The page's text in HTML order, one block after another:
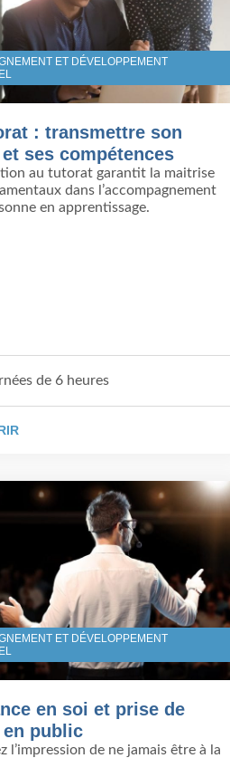
ET DÉVELOPPEMENT
: transmettre son
ses compétences
au tutorat garantit la maitrise
dans l’accompagnement
en apprentissage.
de 6 heures
ET DÉVELOPPEMENT
en soi et prise de
en public
l’impression de ne jamais être à la